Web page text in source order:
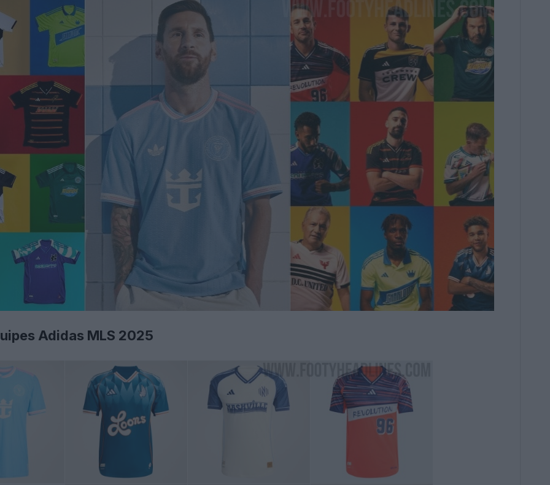
Adidas MLS 2025